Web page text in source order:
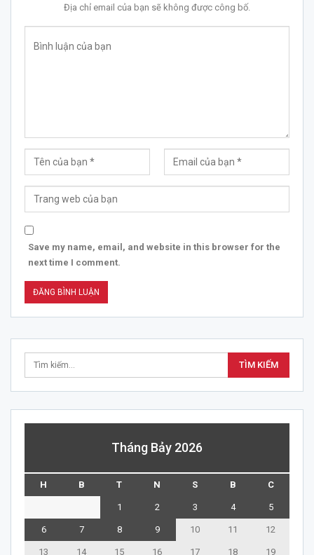
Địa chỉ email của bạn sẽ không được công bố.
Save my name, email, and website in this browser for the
next time I comment.
Tháng Bảy 2026
H B T N S B C
1 2 3 4 5
6 7 8 9 10 11 12
13 14 15 16 17 18 19